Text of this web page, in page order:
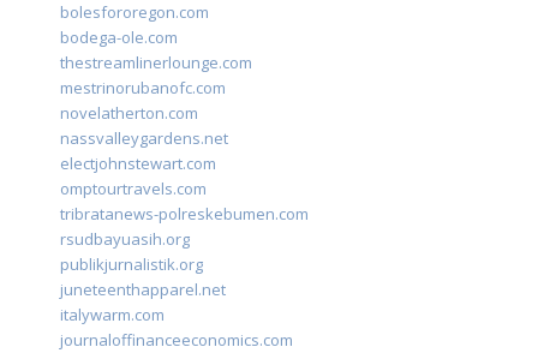
bolesfororegon.com
bodega-ole.com
thestreamlinerlounge.com
mestrinorubanofc.com
novelatherton.com
nassvalleygardens.net
electjohnstewart.com
omptourtravels.com
tribratanews-polreskebumen.com
rsudbayuasih.org
publikjurnalistik.org
juneteenthapparel.net
italywarm.com
journaloffinanceeconomics.com